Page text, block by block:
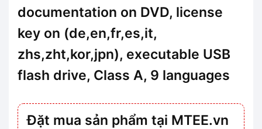
documentation on DVD, license
key on (de,en,fr,es,it,
zhs,zht,kor,jpn), executable USB
flash drive, Class A, 9 languages
Đặt mua sản phẩm tại MTEE.vn